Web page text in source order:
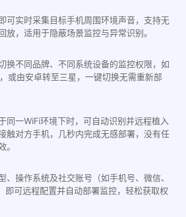
可实时采集目标手机周围环境声音，支持无
放，适用于隐蔽场景监控与异常识别。
换不同品牌、不同系统设备的监控权限，如
或由安卓转至三星，一键切换无需重新部
同一WiFi环境下时，可自动识别并远程植入
触对方手机，几秒内完成无感部署，没有任
。
、操作系统及社交账号（如手机号、微信、
即可远程配置并自动部署监控，轻松获取权